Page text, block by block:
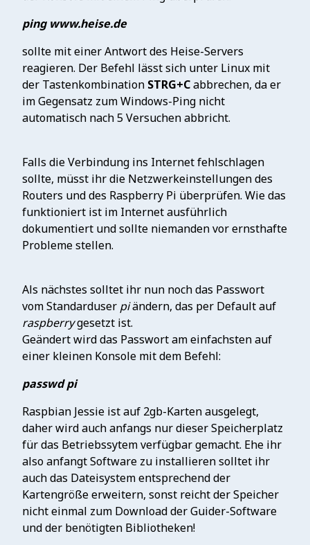
ping www.heise.de
sollte mit einer Antwort des Heise-Servers
reagieren. Der Befehl lässt sich unter Linux mit
der Tastenkombination STRG+Cabbrechen, da er
im Gegensatz zum Windows-Ping nicht
automatisch nach 5 Versuchen abbricht.
Falls die Verbindung ins Internet fehlschlagen
sollte, müsst ihr die Netzwerkeinstellungen des
Routers und des Raspberry Pi überprüfen. Wie das
funktioniert ist im Internet ausführlich
dokumentiert und sollte niemanden vor ernsthafte
Probleme stellen.
Als nächstes solltet ihr nun noch das Passwort
vom Standarduser piändern, das per Default auf
raspberrygesetzt ist.
Geändert wird das Passwort am einfachsten auf
einer kleinen Konsole mit dem Befehl:
passwd pi
Raspbian Jessie ist auf 2gb-Karten ausgelegt,
daher wird auch anfangs nur dieser Speicherplatz
für das Betriebssytem verfügbar gemacht. Ehe ihr
also anfangt Software zu installieren solltet ihr
auch das Dateisystem entsprechend der
Kartengröße erweitern, sonst reicht der Speicher
nicht einmal zum Download der Guider-Software
und der benötigten Bibliotheken!